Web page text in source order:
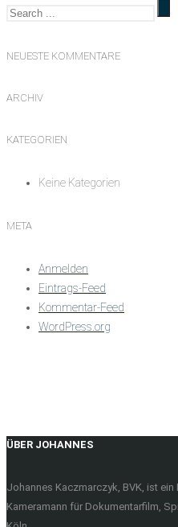
NEUESTE KOMMENTARE
ARCHIV
KATEGORIEN
Keine Kategorien
META
Anmelden
Eintrags-Feed
Kommentar-Feed
WordPress.org
ÜBER JOHANNES
Johannes Kaczmarczyk, BVK, ist
Kameramann für Dokumentarfilm,